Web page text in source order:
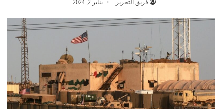
فريق التحرير يناير 2, 2024